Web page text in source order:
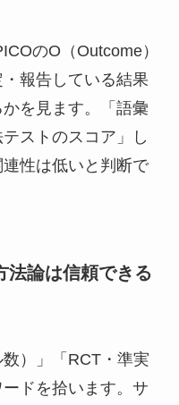
のO（Outcome）
報告している結果
を見ます。「語彙
ストのスコア」し
性は低いと判断で
論は信頼できる
）」「RCT・準実
ドを拾います。サ